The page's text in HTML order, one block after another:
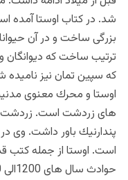
شد. در کتاب اوستا آمده
بزرگی ساخت و در آن
ترتیب ساخت که دیوانگان
كه سپين تمان نيز ناميده
اوستا و محرك معنوى
های زردشت است. زردشت
پندارنيك باور داشت. وی
است. اوستا از جمله كتب
حوادث سال هاى 1200الى 600 قبل از ميلاد را در بر گرفته است.(۶)